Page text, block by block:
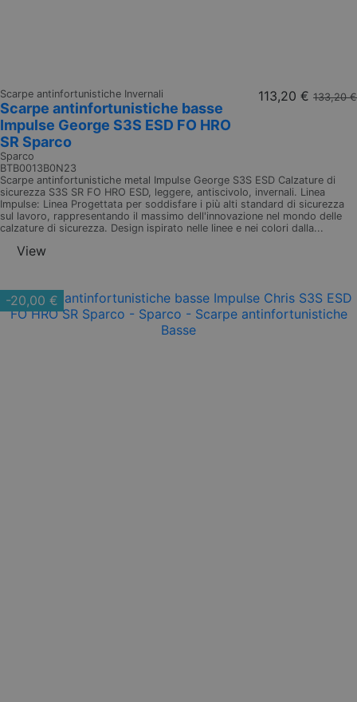
Scarpe antinfortunistiche Invernali
Scarpe antinfortunistiche basse
Impulse George S3S ESD FO HRO
SR Sparco
Sparco
BTB0013B0N23
113,20 € 133,20 €
Scarpe antinfortunistiche metal Impulse George S3S ESD Calzature di
sicurezza S3S SR FO HRO ESD, leggere, antiscivolo, invernali. Linea
Impulse: Linea Progettata per soddisfare i più alti standard di sicurezza
sul lavoro, rappresentando il massimo dell'innovazione nel mondo delle
calzature di sicurezza. Design ispirato nelle linee e nei colori dalla...
View
-20,00 €